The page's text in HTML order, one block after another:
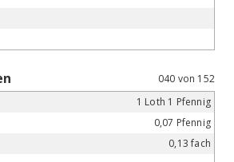
040 von 152
1 Loth 1 Pfennig
0,07 Pfennig
0,13 fach